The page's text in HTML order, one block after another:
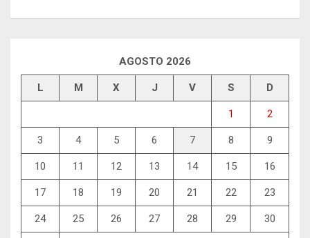
AGOSTO 2026
L M X J V S D
1 2
3 4 5 6 7 8 9
10 11 12 13 14 15 16
17 18 19 20 21 22 23
24 25 26 27 28 29 30